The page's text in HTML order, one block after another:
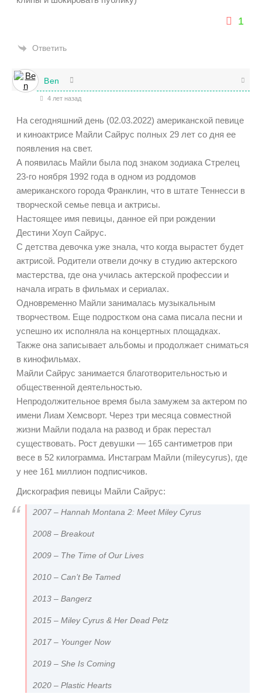
1
Ответить
Ben
4 лет назад
На сегодняшний день (02.03.2022) американской певице
и киноактрисе Майли Сайрус полных 29 лет со дня ее
появления на свет.
А появилась Майли была под знаком зодиака Стрелец
23-го ноября 1992 года в одном из роддомов
американского города Франклин, что в штате Теннесси в
творческой семье певца и актрисы.
Настоящее имя певицы, данное ей при рождении
Дестини Хоуп Сайрус.
С детства девочка уже знала, что когда вырастет будет
актрисой. Родители отвели дочку в студию актерского
мастерства, где она училась актерской профессии и
начала играть в фильмах и сериалах.
Одновременно Майли занималась музыкальным
творчеством. Еще подростком она сама писала песни и
успешно их исполняла на концертных площадках.
Также она записывает альбомы и продолжает сниматься
в кинофильмах.
Майли Сайрус занимается благотворительностью и
общественной деятельностью.
Непродолжительное время была замужем за актером по
имени Лиам Хемсворт. Через три месяца совместной
жизни Майли подала на развод и брак перестал
существовать. Рост девушки — 165 сантиметров при
весе в 52 килограмма. Инстаграм Майли (mileycyrus), где
у нее 161 миллион подписчиков.
Дискография певицы Майли Сайрус:
2007 – Hannah Montana 2: Meet Miley Cyrus
2008 – Breakout
2009 – The Time of Our Lives
2010 – Can’t Be Tamed
2013 – Bangerz
2015 – Miley Cyrus & Her Dead Petz
2017 – Younger Now
2019 – She Is Coming
2020 – Plastic Hearts